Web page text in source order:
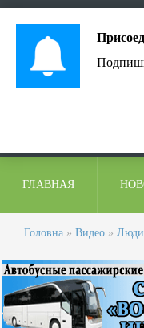
ГЛАВНАЯ
Головна » Видео » Люди